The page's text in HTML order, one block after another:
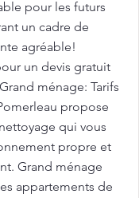
pour les futurs
un cadre de
agréable!
un devis gratuit
ménage: Tarifs
propose
qui vous
propre et
Grand ménage
appartements de